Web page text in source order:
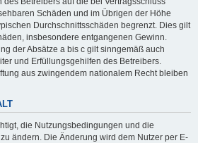
Schäden und im Übrigen der Höhe
Durchschnittsschäden begrenzt. Dies gilt
insbesondere entgangenen Gewinn.
der Absätze a bis c gilt sinngemäß auch
und Erfüllungsgehilfen des Betreibers.
aus zwingendem nationalem Recht bleiben
die Nutzungsbedingungen und die
ändern. Die Änderung wird dem Nutzer per E-